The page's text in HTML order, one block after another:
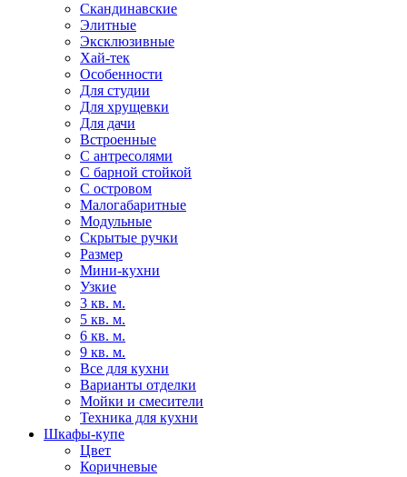
Скандинавские
Элитные
Эксклюзивные
Хай-тек
Особенности
Для студии
Для хрущевки
Для дачи
Встроенные
С антресолями
С барной стойкой
С островом
Малогабаритные
Модульные
Скрытые ручки
Размер
Мини-кухни
Узкие
3 кв. м.
5 кв. м.
6 кв. м.
9 кв. м.
Все для кухни
Варианты отделки
Мойки и смесители
Техника для кухни
Шкафы-купе
Цвет
Коричневые